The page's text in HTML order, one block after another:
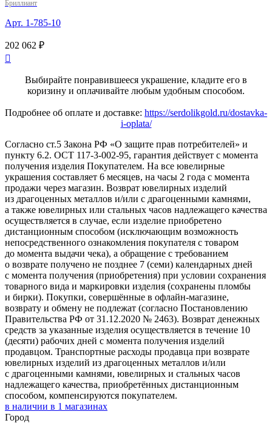
Бриллиант
Арт. 1-785-10
202 062 ₽

Выбирайте понравившееся украшение, кладите его в
коризину и оплачивайте любым удобным способом.
Подробнее об оплате и доставке: https://serdolikgold.ru/dostavka-
i-oplata/
Согласно ст.5 Закона РФ «О защите прав потребителей» и
пункту 6.2. ОСТ 117-3-002-95, гарантия действует с момента
получения изделия Покупателем. На все ювелирные
украшения составляет 6 месяцев, на часы 2 года с момента
продажи через магазин. Возврат ювелирных изделий
из драгоценных металлов и/или с драгоценными камнями,
а также ювелирных или стальных часов надлежащего качества
осуществляется в случае, если изделие приобретено
дистанционным способом (исключающим возможность
непосредственного ознакомления покупателя с товаром
до момента выдачи чека), а обращение с требованием
о возврате получено не позднее 7 (семи) календарных дней
с момента получения (приобретения) при условии сохранения
товарного вида и маркировки изделия (сохранены пломбы
и бирки). Покупки, совершённые в офлайн-магазине,
возврату и обмену не подлежат (согласно Постановлению
Правительства РФ от 31.12.2020 № 2463). Возврат денежных
средств за указанные изделия осуществляется в течение 10
(десяти) рабочих дней с момента получения изделий
продавцом. Транспортные расходы продавца при возврате
ювелирных изделий из драгоценных металлов и/или
с драгоценными камнями, ювелирных и стальных часов
надлежащего качества, приобретённых дистанционным
способом, компенсируются покупателем.
в наличии в 1 магазинах
Город